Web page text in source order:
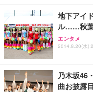
地下アイ
ル……秋
エンタメ
2014.8.20(水)
乃木坂46
曲お披露目